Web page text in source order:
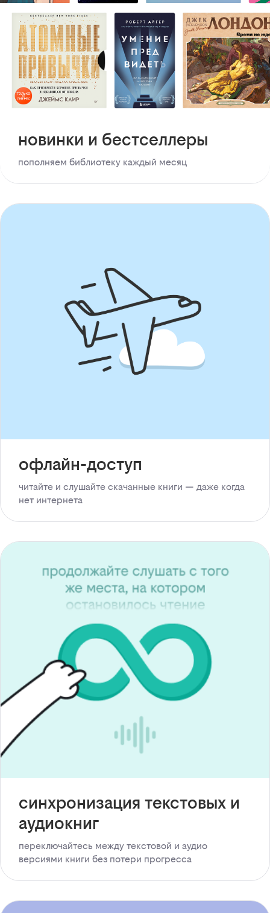
новинки и бестселлеры
пополняем библиотеку каждый месяц
офлайн-доступ
читайте и слушайте скачанные книги — даже когда
нет интернета
синхронизация текстовых и
аудиокниг
переключайтесь между текстовой и аудио
версиями книги без потери прогресса